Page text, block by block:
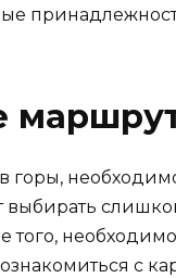
горы,
выбирать
того,
с